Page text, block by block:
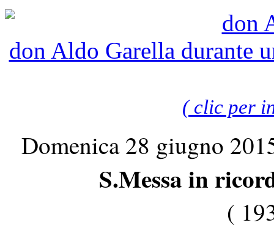
don Aldo Garella durante
( clic per
Domenica 28 giugno
S.Messa in
(